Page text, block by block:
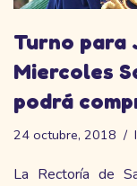
Turno para
Miercoles
podrá
24 octubre, 2018
La Rectoría de